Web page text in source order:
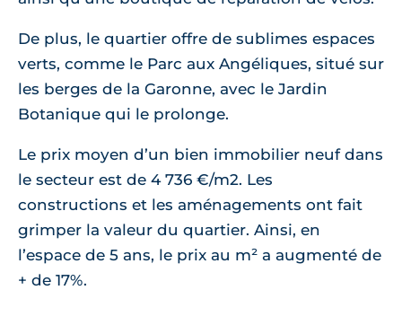
De plus, le quartier offre de sublimes espaces
verts, comme le Parc aux Angéliques, situé sur
les berges de la Garonne, avec le Jardin
Botanique qui le prolonge.
Le prix moyen d’un bien immobilier neuf dans
le secteur est de 4 736 €/m2. Les
constructions et les aménagements ont fait
grimper la valeur du quartier. Ainsi, en
l’espace de 5 ans, le prix au m² a augmenté de
+ de 17%.